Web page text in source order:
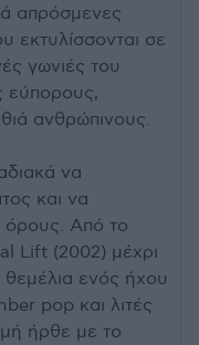
απρόσμενες
εκτυλίσσονται σε
γωνιές του
εύπορους,
ανθρώπινους.
να
και να
όρους. Από το
Lift (2002) μέχρι
ενός ήχου
pop και λιτές
ήρθε με το